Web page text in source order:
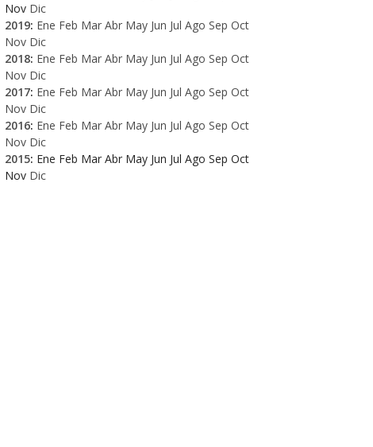
Nov Dic
2019: Ene Feb Mar Abr May Jun Jul Ago Sep Oct
Nov Dic
2018: Ene Feb Mar Abr May Jun Jul Ago Sep Oct
Nov Dic
2017: Ene Feb Mar Abr May Jun Jul Ago Sep Oct
Nov Dic
2016: Ene Feb Mar Abr May Jun Jul Ago Sep Oct
Nov Dic
2015: Ene Feb Mar Abr May Jun Jul Ago Sep Oct
Nov Dic